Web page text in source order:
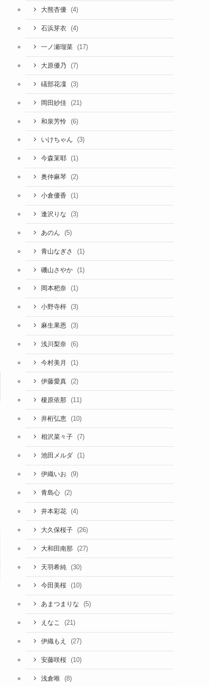
大熊杏優 (4)
石浜芽衣 (4)
一ノ瀬瑠菜 (17)
大原優乃 (7)
礒部花凜 (3)
岡田紗佳 (21)
和泉芳怜 (6)
いけちゃん (3)
今森茉耶 (1)
奥仲麻琴 (2)
小倉優香 (1)
逢沢りな (3)
あのん (5)
青山なぎさ (1)
磯山さやか (1)
岡本杷奈 (1)
小野寺梓 (3)
麻生果恩 (3)
浅川梨奈 (6)
今村美月 (1)
伊藤愛真 (2)
榎原依那 (11)
井桁弘恵 (10)
相沢菜々子 (7)
池田メルダ (1)
伊織いお (9)
青島心 (2)
井本彩花 (4)
大久保桜子 (26)
大和田南那 (27)
天羽希純 (30)
今田美桜 (10)
あまつまりな (5)
えなこ (21)
伊織もえ (27)
安藤咲桜 (10)
浅倉唯 (8)